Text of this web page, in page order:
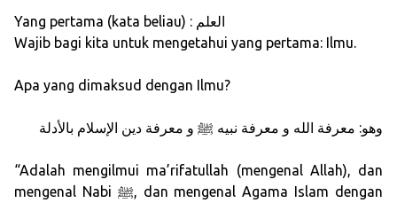
Yang pertama (kata beliau) : العلم
Wajib bagi kita untuk mengetahui yang pertama: Ilmu.
Apa yang dimaksud dengan Ilmu?
وهو: معرفة الله و معرفة نبيه ﷺ و معرفة دين الإسلام بالأدلة
“Adalah mengilmui ma’rifatullah (mengenal Allah), dan
mengenal Nabi ﷺ, dan mengenal Agama Islam dengan